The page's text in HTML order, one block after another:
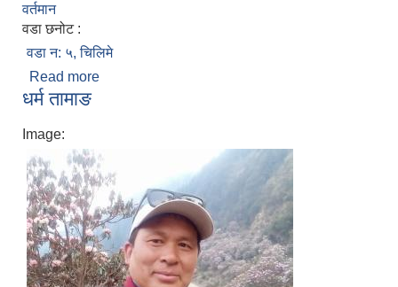
वर्तमान
वडा छनोट :
वडा न: ५, चिलिमे
Read more
धर्म तामाङ
Image: